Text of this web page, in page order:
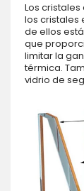
Los
los cristales
de ellos
que
limitar la
térmica.
vidrio de